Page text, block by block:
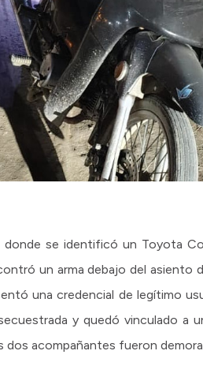
se identificó un Toyota
un arma debajo del asiento
una credencial de legítimo
y quedó vinculado a
acompañantes fueron